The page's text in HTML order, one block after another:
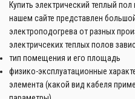
Купить электрический теплый
нашем сайте представлен
электроподогрева от разных
электричсеких теплых полов
тип помещения и его площадь
физико-эксплуатационные
элемента (какой вид кабеля